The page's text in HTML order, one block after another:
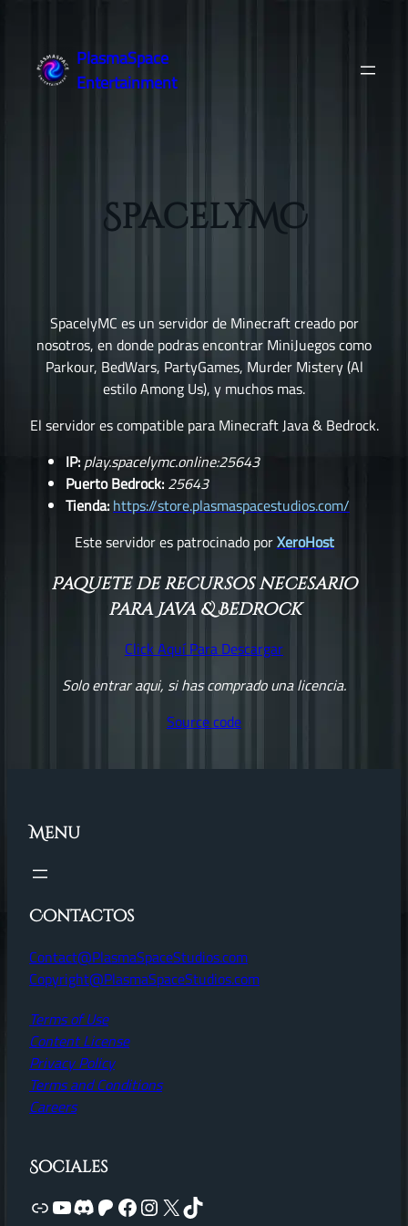
contenido PlasmaSpace
Entertainment
SpacelyMC
SpacelyMC es un servidor de Minecraft creado por
nosotros, en donde podras encontrar MiniJuegos como
Parkour, BedWars, PartyGames, Murder Mistery (Al
estilo Among Us), y muchos mas.
El servidor es compatible para Minecraft Java & Bedrock.
IP: play.spacelymc.online:25643
Puerto Bedrock: 25643
Tienda: https://store.plasmaspacestudios.com/
Este servidor es patrocinado porXeroHost
Paquete de recursos necesario
para Java & Bedrock
Click Aquí Para Descargar
Solo entrar aqui, si has comprado una licencia.
Source code
Menu
Contactos
Contact@PlasmaSpaceStudios.com
Copyright@PlasmaSpaceStudios.com
Terms of Use
Content License
Privacy Policy
Terms and Conditions
Careers
Sociales
Link YouTube Discord Patreon Facebook Instagram X TikTok